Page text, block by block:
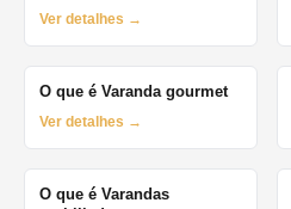
Ver detalhes →
O que é Varanda gourmet
Ver detalhes →
O que é Varandas